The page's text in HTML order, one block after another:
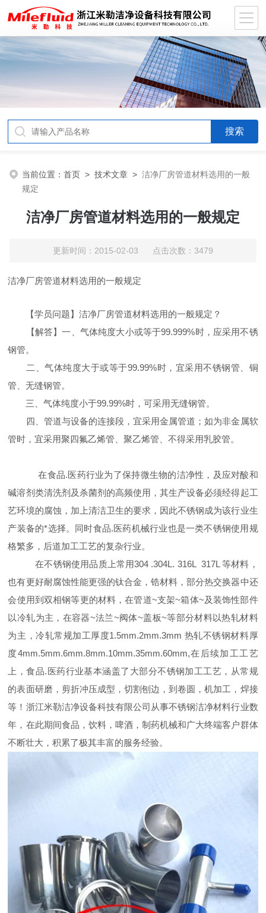
当前位置：首页 >技术文章 >洁净厂房管道材料选用的一般
规定
洁净厂房管道材料选用的一般规定
更新时间：2015-02-03 点击次数：3479
洁净厂房管道材料选用的一般规定
【学员问题】洁净厂房管道材料选用的一般规定？
【解答】一、气体纯度大小或等于99.999%时，应采用不锈
钢管。
二、气体纯度大于或等于99.99%时，宜采用不锈钢管、铜
管、无缝钢管。
三、气体纯度小于99.99%时，可采用无缝钢管。
四、管道与设备的连接段，宜采用金属管道；如为非金属软
管时，宜采用聚四氟乙烯管、聚乙烯管、不得采用乳胶管。
在食品.医药行业为了保持微生物的洁净性，及应对酸和
碱溶剂类清洗剂及杀菌剂的高频使用，其生产设备必须经得起工
艺环境的腐蚀，加上清洁卫生的要求，因此不锈钢成为该行业生
产装备的*选择。同时食品.医药机械行业也是一类不锈钢使用规
格繁多，后道加工工艺的复杂行业。
在不锈钢使用品质上常用304 .304L. 316L 317L 等材料，
也有更好耐腐蚀性能更强的钛合金，锆材料，部分热交换器中还
会使用到双相钢等更的材料，在管道~支架~箱体~及装饰性部件
以冷轧为主，在容器~法兰~阀体~盖板~等部分材料以热轧材料
为主，冷轧常规加工厚度1.5mm.2mm.3mm 热轧不锈钢材料厚
度4mm.5mm.6mm.8mm.10mm.35mm.60mm,在后续加工工艺
上，食品.医药行业基本涵盖了大部分不锈钢加工工艺，从常规
的表面研磨，剪折冲压成型，切割刨边，到卷圆，机加工，焊接
等！浙江米勒洁净设备科技有限公司从事不锈钢洁净材料行业数
年，在此期间食品，饮料，啤酒，制药机械和广大终端客户群体
不断壮大，积累了极其丰富的服务经验。